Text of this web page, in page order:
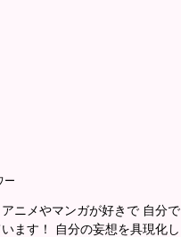
ー
ニメやマンガが好きで 自分で
ます！ 自分の妄想を具現化し